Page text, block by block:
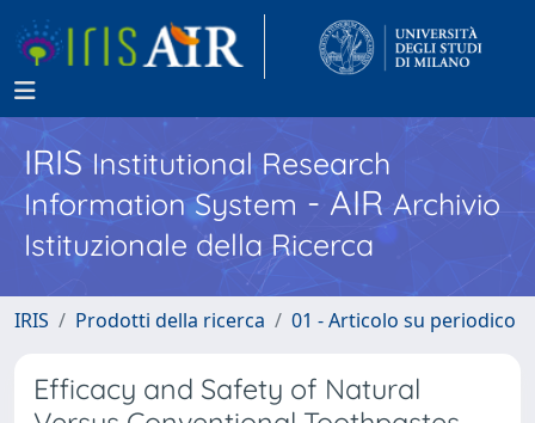
IRISInstitutional Research
Information System - AIR Archivio
Istituzionale della Ricerca
IRIS Prodotti della ricerca 01 - Articolo su periodico
Efficacy and Safety of Natural